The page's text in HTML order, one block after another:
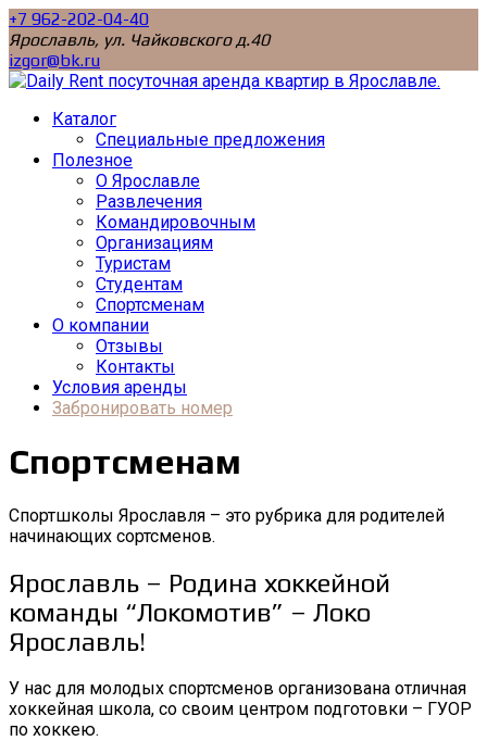
+7 962-202-04-40
Ярославль, ул. Чайковского д.40
izgor@bk.ru
Каталог
Специальные предложения
Полезное
О Ярославле
Развлечения
Командировочным
Организациям
Туристам
Студентам
Спортсменам
О компании
Отзывы
Контакты
Условия аренды
Забронировать номер
Спортсменам
Спортшколы Ярославля – это рубрика для родителей
начинающих сортсменов.
Ярославль – Родина хоккейной
команды “Локомотив” – Локо
Ярославль!
У нас для молодых спортсменов организована отличная
хоккейная школа, со своим центром подготовки – ГУОР
по хоккею.